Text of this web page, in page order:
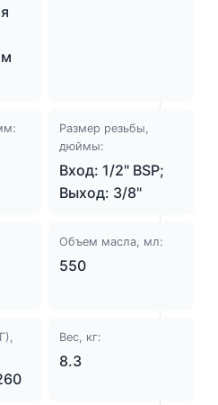
Размер резьбы,
дюймы:
Вход: 1/2" BSP;
Выход: 3/8"
Объем масла, мл:
550
Вес, кг:
8.3